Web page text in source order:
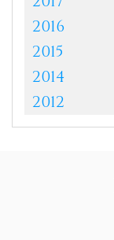
2016
2015
2014
2012